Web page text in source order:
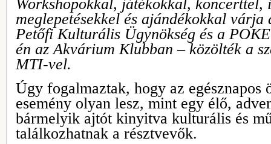
Workshopokkal, játékokkal, koncerttel,
meglepetésekkel és ajándékokkal várja
Petőfi Kulturális Ügynökség és a
én az Akvárium Klubban – közölték a
MTI-vel.
Úgy fogalmaztak, hogy az egésznapos
esemény olyan lesz, mint egy élő,
bármelyik ajtót kinyitva kulturális és
találkozhatnak a résztvevők.